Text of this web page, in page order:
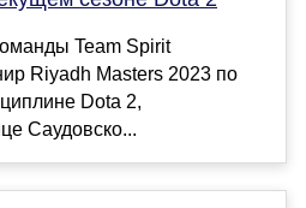
Team Spirit
Riyadh Masters 2023 по
Dota 2,
Саудовско...